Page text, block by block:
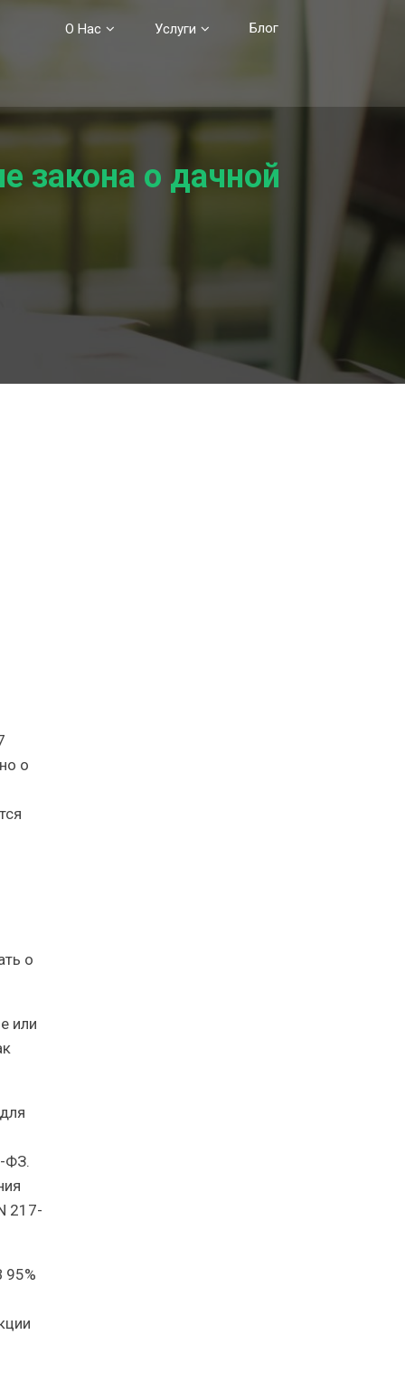
О Нас Услуги Блог
закона о дачной
о
о
или
ФЗ.
217-
95%